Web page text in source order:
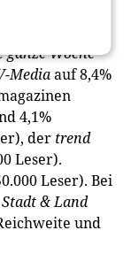
ganze Woche
Mediaauf 8,4%
4,1%
der trend
Leser).
Leser). Bei
& Land
und